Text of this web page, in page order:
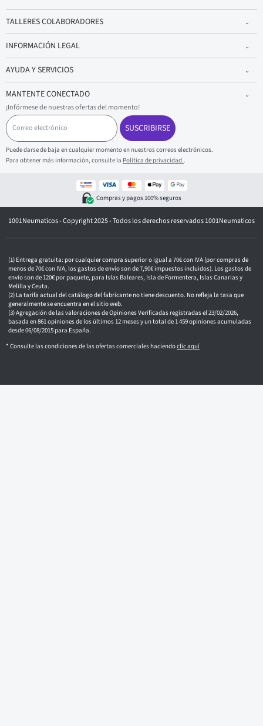
TALLERES COLABORADORES
INFORMACIÓN LEGAL
AYUDA Y SERVICIOS
MANTENTE CONECTADO
¡Infórmese de nuestras ofertas del momento!
C
o
r
r
e
o
n
o
SUSCRIBIRSE
Puede darse de baja en cualquier momento en nuestros correos electrónicos.
Para obtener más información, consulte la Política de privacidad..
Compras y pagos 100% seguros
1001Neumaticos - Copyright 2025 - Todos los derechos reservados 1001Neumaticos
Entrega gratuita: por cualquier compra superior o igual a 70€ con IVA (por compras de
menos de 70€ con IVA, los gastos de envío son de 7,90€ impuestos incluidos). Los gastos de
envío son de 120€ por paquete, para Islas Baleares, Isla de Formentera, Islas Canarias y
Melilla y Ceuta.
La tarifa actual del catálogo del fabricante no tiene descuento. No refleja la tasa que
generalmente se encuentra en el sitio web.
Agregación de las valoraciones de Opiniones Verificadas registradas el 23/02/2026,
basada en 861 opiniones de los últimos 12 meses y un total de 1 459 opiniones acumuladas
desde 06/08/2015 para España.
* Consulte las condiciones de las ofertas comerciales haciendoclic aquí